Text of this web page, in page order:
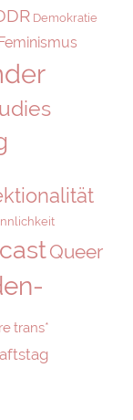
Demokratie
Queer
trans*